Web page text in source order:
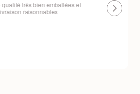
très bien emballées et
raisonnables
Un site que
réserve. La
livraison